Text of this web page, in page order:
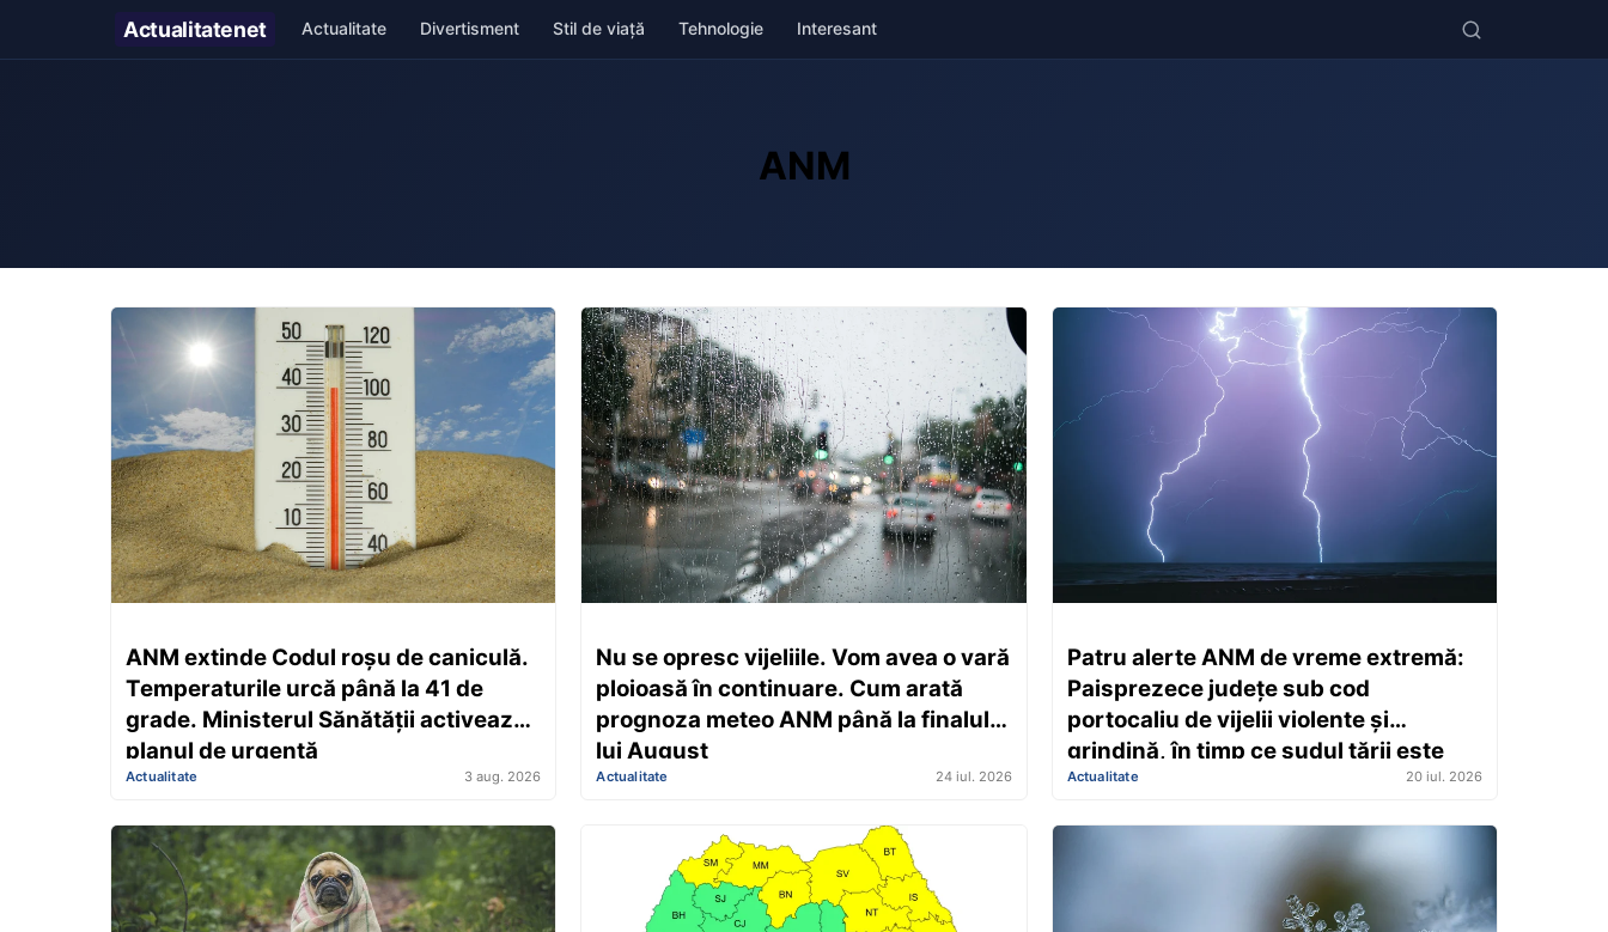
Actualitatenet Actualitate Divertisment Stil de viață Tehnologie Interesant
ANM
ANM extinde Codul roșu de caniculă.
Temperaturile urcă până la 41 de
grade. Ministerul Sănătății activează
planul de urgență
Actualitate 3 aug. 2026
Nu se opresc vijeliile. Vom avea o vară
ploioasă în continuare. Cum arată
prognoza meteo ANM până la finalul
lui August
Actualitate 24 iul. 2026
Patru alerte ANM de vreme extremă:
Paisprezece județe sub cod
portocaliu de vijelii violente și
grindină, în timp ce sudul țării este
sufocat de caniculă
Actualitate 20 iul. 2026